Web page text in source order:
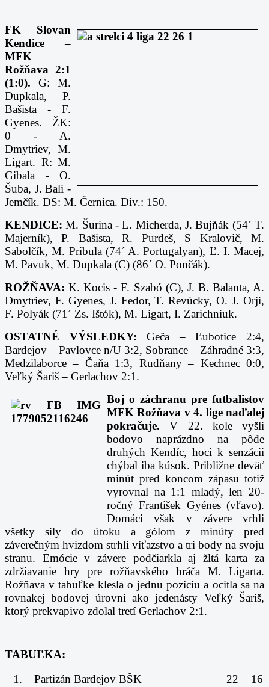
FK Slovan
Kendice –
MFK
Rožňava 2:1
(1:0). G: M.
Dupkala, P.
Bašista - F.
Gyenes. ŽK:
0 - A.
Dmytriev, M.
Ligart. R: M.
Gibala - O.
Šuba, J. Bali -
Jemčík. DS: M. Černica. Div.: 150.
KENDICE: M. Šurina - L. Micherda, J. Bujňák (54´ T.
Majerník), P. Bašista, R. Purdeš, S Kralovič, M.
Sabolčík, M. Pribula (74´ A. Portugalyan), Ľ. I. Macej,
M. Pavuk, M. Dupkala (C) (86´ O. Pončák).
ROŽŇAVA: K. Kocis - F. Szabó (C), J. B. Balanta, A.
Dmytriev, F. Gyenes, J. Fedor, T. Revúcky, O. J. Orji,
F. Polyák (71´ Zs. Ištók), M. Ligart, I. Zarichniuk.
OSTATNÉ VÝSLEDKY: Geča – Ľubotice 2:4,
Bardejov – Pavlovce n/U 3:2, Sobrance – Záhradné 3:3,
Medzilaborce – Čaňa 1:3, Rudňany – Kechnec 0:0,
Veľký Šariš – Gerlachov 2:1.
Boj o záchranu pre futbalistov
MFK Rožňava v 4. lige naďalej
pokračuje. V 22. kole vyšli
bodovo naprázdno na pôde
druhých Kendíc, hoci k senzácii
chýbal iba kúsok. Približne deväť
minút pred koncom zápasu totiž
vyrovnal na 1:1 mladý, len 20-
ročný František Gyénes (vľavo).
Domáci však v závere vrhli
všetky sily do útoku a gólom z minúty pred
záverečným hvizdom strhli víťazstvo a tri body na svoju
stranu. Emócie v závere podčiarkla aj žltá karta za
zdržiavanie hry pre rožňavského hráča M. Ligarta.
Rožňava v tabuľke klesla o jednu pozíciu a ocitla sa na
rovnakej bodovej úrovni ako jedenásty Veľký Šariš,
ktorý prekvapivo zdolal tretí Gerlachov 2:1.
TABUĽKA:
1.
Partizán Bardejov BŠK 22 16